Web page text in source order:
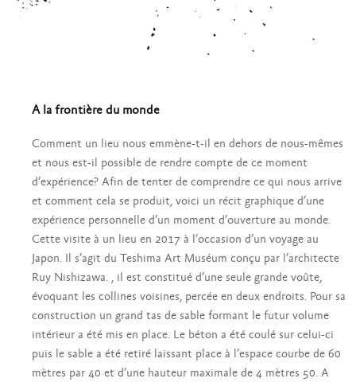
A la frontière du monde
Comment un lieu nous emmène-t-il en dehors de nous-mêmes
et nous est-il possible de rendre compte de ce moment
d’expérience? Afin de tenter de comprendre ce qui nous arrive
et comment cela se produit, voici un récit graphique d’une
expérience personnelle d’un moment d’ouverture au monde.
Cette visite à un lieu en 2017 à l’occasion d’un voyage au
Japon. Il s’agit du Teshima Art Muséum conçu par l’architecte
Ruy Nishizawa. , il est constitué d’une seule grande voûte,
évoquant les collines voisines, percée en deux endroits. Pour sa
construction un grand tas de sable formant le futur volume
intérieur a été mis en place. Le béton a été coulé sur celui-ci
puis le sable a été retiré laissant place à l’espace courbe de 60
mètres par 40 et d’une hauteur maximale de 4 mètres 50. A